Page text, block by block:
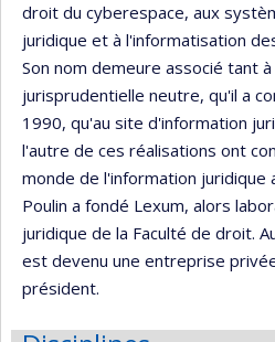
droit du cyberespace, aux
juridique et à l'informatisation
Son nom demeure associé tant
jurisprudentielle neutre, qu'il a
1990, qu'au site d'information
l'autre de ces réalisations ont
monde de l'information juridique
Poulin a fondé Lexum, alors
juridique de la Faculté de droit.
est devenu une entreprise
président.